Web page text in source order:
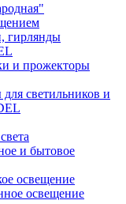
гирлянды
и прожекторы
светильников и
и бытовое
освещение
освещение